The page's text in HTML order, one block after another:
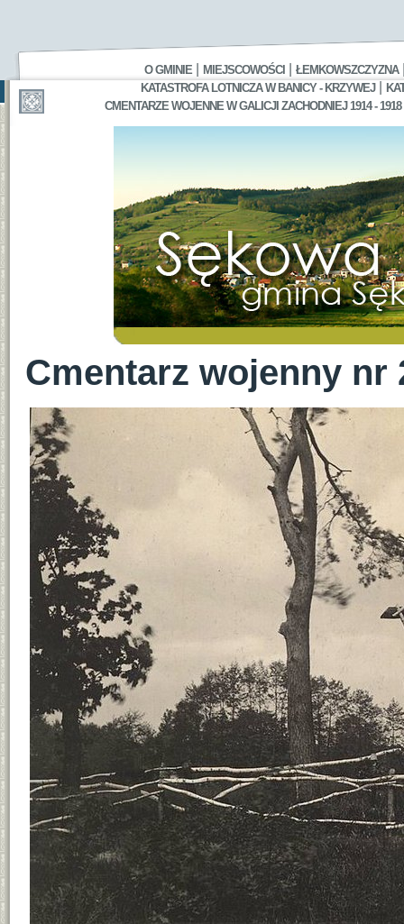
O GMINIE MIEJSCOWOŚCI ŁEMKOWSZCZYZNA
KATASTROFA LOTNICZA W BANICY - KRZYWEJ|
CMENTARZE WOJENNE W GALICJI ZACHODNIEJ 1914 - 1918
Cmentarz wojenny nr